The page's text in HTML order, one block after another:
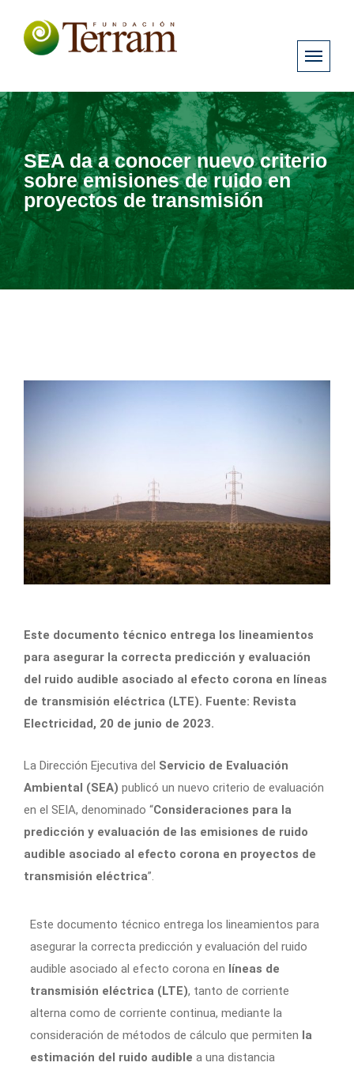
SEA da a conocer nuevo criterio
sobre emisiones de ruido en
proyectos de transmisión
Este documento técnico entrega los lineamientos
para asegurar la correcta predicción y evaluación
del ruido audible asociado al efecto corona en líneas
de transmisión eléctrica (LTE). Fuente: Revista
Electricidad, 20 de junio de 2023.
La Dirección Ejecutiva del Servicio de Evaluación
Ambiental (SEA) publicó un nuevo criterio de evaluación
en el SEIA, denominado “Consideraciones para la
predicción y evaluación de las emisiones de ruido
audible asociado al efecto corona en proyectos de
transmisión eléctrica”.
Este documento técnico entrega los lineamientos para
asegurar la correcta predicción y evaluación del ruido
audible asociado al efecto corona en líneas de
transmisión eléctrica (LTE), tanto de corriente
alterna como de corriente continua, mediante la
consideración de métodos de cálculo que permiten la
estimación del ruido audible a una distancia